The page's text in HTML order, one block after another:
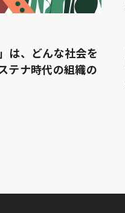
は、どんな社会を
テナ時代の組織の